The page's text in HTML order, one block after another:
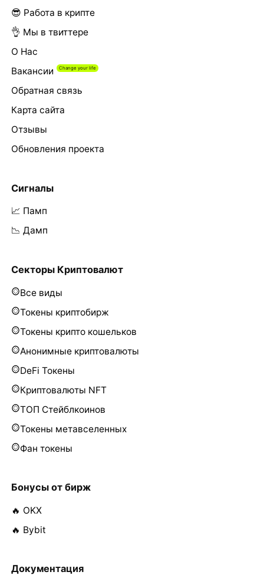
😎 Работа в крипте
👌 Мы в твиттере
О Нас
Вакансии
Обратная связь
Карта сайта
Отзывы
Обновления проекта
Сигналы
📈 Памп
📉 Дамп
Секторы Криптовалют
Все виды
Токены криптобирж
Токены крипто кошельков
Анонимные криптовалюты
DeFi Токены
Криптовалюты NFT
ТОП Стейблкоинов
Токены метавселенных
Фан токены
Бонусы от бирж
🔥 OKX
🔥 Bybit
Документация